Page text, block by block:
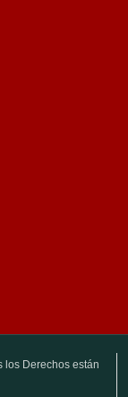
los Derechos están